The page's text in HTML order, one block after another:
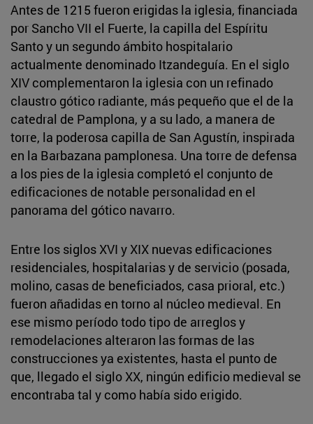
Antes de 1215 fueron erigidas la iglesia, financiada
por Sancho VII el Fuerte, la capilla del Espíritu
Santo y un segundo ámbito hospitalario
actualmente denominado Itzandeguía. En el siglo
XIV complementaron la iglesia con un refinado
claustro gótico radiante, más pequeño que el de la
catedral de Pamplona, y a su lado, a manera de
torre, la poderosa capilla de San Agustín, inspirada
en la Barbazana pamplonesa. Una torre de defensa
a los pies de la iglesia completó el conjunto de
edificaciones de notable personalidad en el
panorama del gótico navarro.
Entre los siglos XVI y XIX nuevas edificaciones
residenciales, hospitalarias y de servicio (posada,
molino, casas de beneficiados, casa prioral, etc.)
fueron añadidas en torno al núcleo medieval. En
ese mismo período todo tipo de arreglos y
remodelaciones alteraron las formas de las
construcciones ya existentes, hasta el punto de
que, llegado el siglo XX, ningún edificio medieval se
encontraba tal y como había sido erigido.